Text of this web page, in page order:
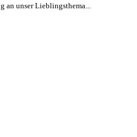
unser Lieblingsthema...